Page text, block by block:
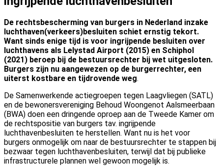
De rechtsbescherming van burgers in Nederland inzake
luchthaven(verkeers)besluiten schiet ernstig tekort.
Want sinds enige tijd is voor ingrijpende besluiten over
luchthavens als Lelystad Airport (2015) en Schiphol
(2021) beroep bij de bestuursrechter bij wet uitgesloten.
Burgers zijn nu aangewezen op de burgerrechter, een
uiterst kostbare en tijdrovende weg.
De Samenwerkende actiegroepen tegen Laagvliegen (SATL)
en de bewonersvereniging Behoud Woongenot Aalsmeerbaan
(BWA) doen een dringende oproep aan de Tweede Kamer om
de rechtspositie van burgers tav. ingrijpende
luchthavenbesluiten te herstellen. Want nu is het voor
burgers onmogelijk om naar de bestuursrechter te stappen bij
bezwaar tegen luchthavenbesluiten, terwijl dat bij publieke
infrastructurele plannen wel gewoon mogelijk is.